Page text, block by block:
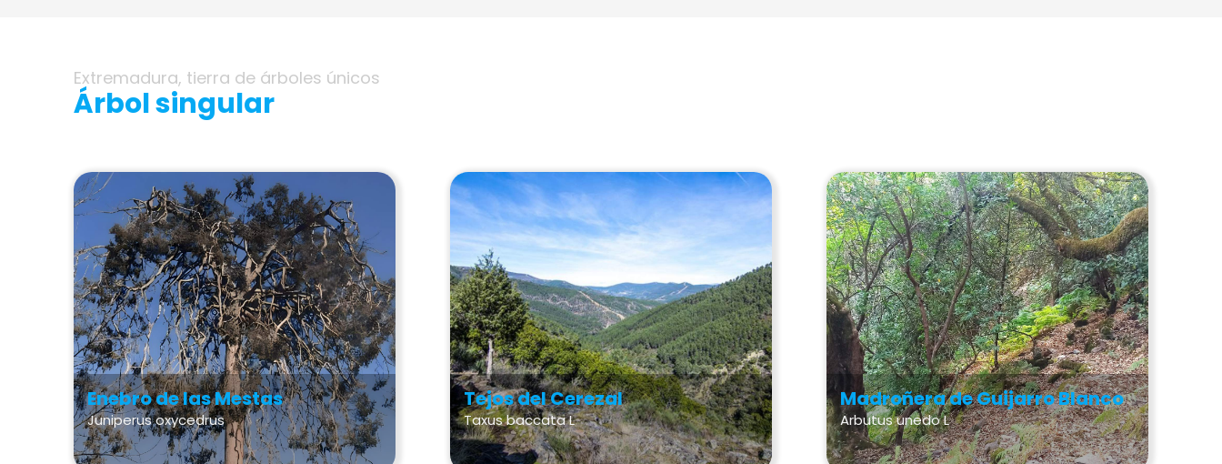
Extremadura, tierra de árboles únicos
Árbol singular
Enebro de las Mestas
Juniperus oxycedrus
Tejos del Cerezal
Taxus baccata L
Madroñera de Guijarro Blanco
Arbutus unedo L